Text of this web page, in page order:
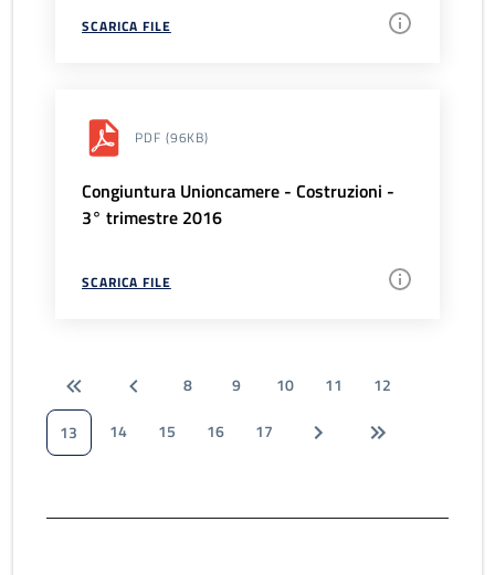
SCARICA FILE
PDF (96KB)
Congiuntura Unioncamere - Costruzioni -
3° trimestre 2016
SCARICA FILE
8 9 10 11
12
13
14 15 16 17